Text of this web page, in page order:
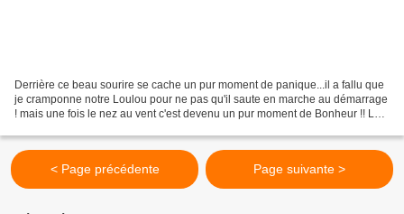
Derrière ce beau sourire se cache un pur moment de panique...il a fallu que
je cramponne notre Loulou pour ne pas qu'il saute en marche au démarrage
! mais une fois le nez au vent c'est devenu un pur moment de Bonheur !! Le
< Page précédente Page suivante >